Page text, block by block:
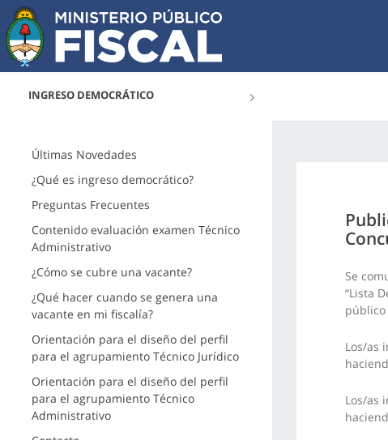
INGRESO DEMOCRÁTICO
Últimas Novedades
¿Qué es ingreso democrático?
Preguntas Frecuentes
Contenido evaluación examen Técnico
Administrativo
¿Cómo se cubre una vacante?
¿Qué hacer cuando se genera una
vacante en mi fiscalía?
Orientación para el diseño del perfil
para el agrupamiento Técnico Jurídico
Orientación para el diseño del perfil
para el agrupamiento Técnico
Administrativo
Se
“Lista
público
Los/as
Los/as